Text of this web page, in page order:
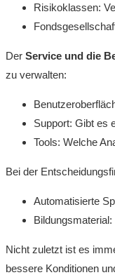
Risikoklassen:
Der Service und die
zu verwalten:
Support: Gibt es
Tools: Welche
Bei der
Automatisierte
Nicht zuletzt ist es
bessere Konditionen